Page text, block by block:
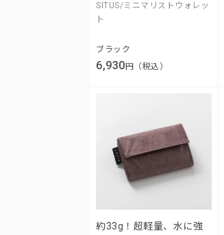
SITUS/ミニマリストウォレッ
ト
ブラック
6,930 円（税込）
約33g！超軽量、水に強